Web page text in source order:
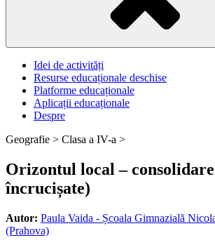
Idei de activități
Resurse educaționale deschise
Platforme educaționale
Aplicații educaționale
Despre
Geografie > Clasa a IV-a >
Orizontul local –
încrucișate)
Autor: Paula Vaida - Școala Gimnazială
(Prahova)